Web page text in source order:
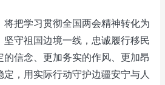
把学习贯彻全国两会精神转化为
坚守祖国边境一线，忠诚履行移民
信念、更加务实的作风、更加昂
，用实际行动守护边疆安宁与人